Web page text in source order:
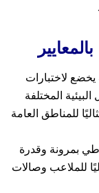
لاختبارات
المختلفة
للمناطق العامة
بمرونة وقدرة
للملاعب وصالات